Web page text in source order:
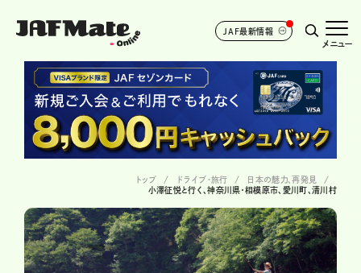
JAF最新情報
メニュー
トップ ドライブ･旅行
日本の魅力、再発見
小澤征悦と行く、神奈川県・相模原市、愛川町、清川村